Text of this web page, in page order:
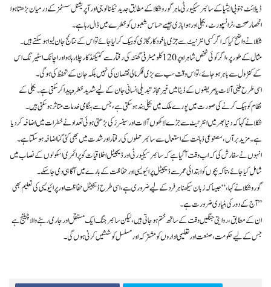
ڈیلائٹ جنوبی ایشیا کے سائبر سیکیورٹی ماہر گورو شکلا کے مطابق جدید ٹیکنالوجی اور آپریشنل سسٹمز کے درمیان بڑھتا ہوا
انحصار صحت، ٹرانسپورٹ، بجلی اور ہوا بازی جیسے حساس شعبوں کو خطرے میں ڈال رہا ہے۔
شکلا نے واضح کیا کہ اگر کسی انٹرنیٹ سے جڑی یا خودکار گاڑی کو ہیک کر لیا جائے تو اس کے نتائج جان لیوا ہو سکتے ہیں۔
مثال کے طور پر، اگر کوئی شخص شاہراہ پر 120 کلومیٹر فی گھنٹہ کی رفتار سے کنیکٹڈ کار چلا رہا ہو اور اچانک اسٹیرنگ اس
کے کنٹرول سے باہر ہو جائے، تو اس وقت سب سے بڑی فکر مالی نقصان کی نہیں بلکہ جان کے تحفظ کی ہوگی۔
اسی طرح طبی آلات یا مریضوں کے ڈیٹا میں غیر مجاز تبدیلی انسانی جان کے لیے شدید خطرہ پیدا کر سکتی ہے۔ بجلی کے
نظام کو ہیک کرنے کی صورت میں پورے ملک میں بجلی بند ہو سکتی ہے، جس سے ہنگامی خدمات متاثر ہو سکتی ہیں۔
شکلا نے کہا کہ دنیا بھر میں انٹرنیٹ سے جڑے لاکھوں آلات اور سینسرز کی بڑھتی ہوئی تعداد نے خطرات میں اضافہ کر دیا
ہے۔ مزید برآں، مصنوعی ذہانت کے استعمال سے سائبر حملوں کی رفتار اور شدت میں بھی کئی گنا اضافہ ہو سکتا ہے۔
انہوں نے سفارش کی کہ اب وقت آگیا ہے کہ سائبر سیکیورٹی اور ڈیجیٹل اخلاقیات کو پرائمری اسکولوں کے نصاب میں
شامل کیا جائے، تاکہ بچوں کو ابتدائی عمر سے ڈیجیٹل پرائیویسی اور حفاظت کے بارے میں آگاہی دی جا سکے۔
گورو شکلا نے کہا، “جیسا کہ زبان سیکھنا ہر فرد کے لیے ضروری ہے، اسی طرح ڈیجیٹل حفاظت اور پرائیویسی کی تعلیم بھی
آج کے دور کی بنیادی ضرورت ہے۔”
ان کے مطابق، روایتی جنگیں وقت کے ساتھ ختم ہو جاتی ہیں، لیکن سائبر جنگ ایک مستقل اور جاری رہنے والا چیلنج ہے
جس کے لیے حکومت، صنعت اور تعلیمی اداروں کو مشترکہ اور مسلسل کوششیں کرنی ہوں گی۔